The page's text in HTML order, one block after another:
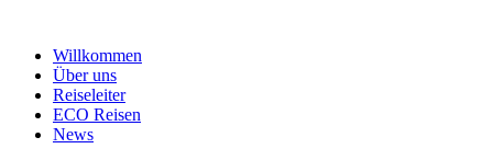
Willkommen
Über uns
Reiseleiter
ECO Reisen
News